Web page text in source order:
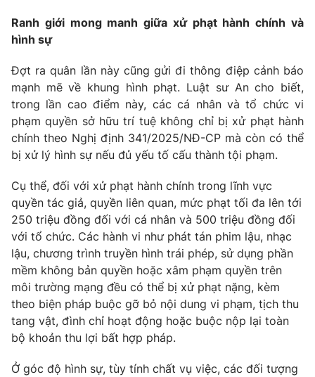
Ranh giới mong manh giữa xử phạt hành chính và
hình sự
Đợt ra quân lần này cũng gửi đi thông điệp cảnh báo
mạnh mẽ về khung hình phạt. Luật sư An cho biết,
trong lần cao điểm này, các cá nhân và tổ chức vi
phạm quyền sở hữu trí tuệ không chỉ bị xử phạt hành
chính theo Nghị định 341/2025/NĐ-CP mà còn có thể
bị xử lý hình sự nếu đủ yếu tố cấu thành tội phạm.
Cụ thể, đối với xử phạt hành chính trong lĩnh vực
quyền tác giả, quyền liên quan, mức phạt tối đa lên tới
250 triệu đồng đối với cá nhân và 500 triệu đồng đối
với tổ chức. Các hành vi như phát tán phim lậu, nhạc
lậu, chương trình truyền hình trái phép, sử dụng phần
mềm không bản quyền hoặc xâm phạm quyền trên
môi trường mạng đều có thể bị xử phạt nặng, kèm
theo biện pháp buộc gỡ bỏ nội dung vi phạm, tịch thu
tang vật, đình chỉ hoạt động hoặc buộc nộp lại toàn
bộ khoản thu lợi bất hợp pháp.
Ở góc độ hình sự, tùy tính chất vụ việc, các đối tượng